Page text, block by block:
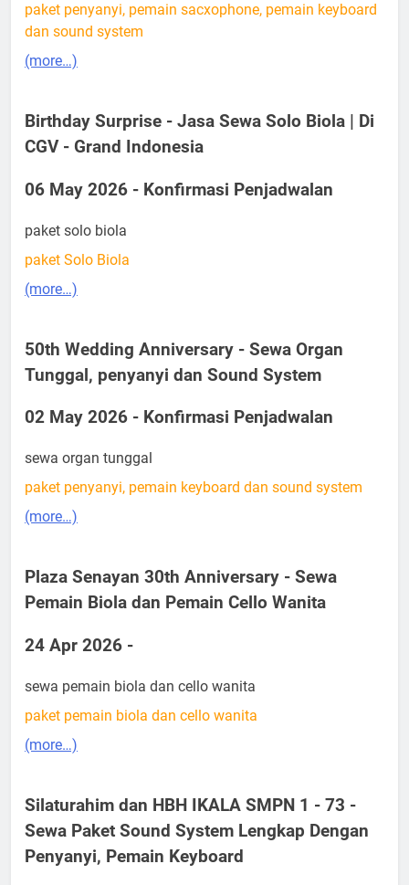
paket penyanyi, pemain sacxophone, pemain keyboard
dan sound system
(more…)
Birthday Surprise - Jasa Sewa Solo Biola | Di
CGV - Grand Indonesia
06 May 2026 - Konfirmasi Penjadwalan
paket solo biola
paket Solo Biola
(more…)
50th Wedding Anniversary - Sewa Organ
Tunggal, penyanyi dan Sound System
02 May 2026 - Konfirmasi Penjadwalan
sewa organ tunggal
paket penyanyi, pemain keyboard dan sound system
(more…)
Plaza Senayan 30th Anniversary - Sewa
Pemain Biola dan Pemain Cello Wanita
24 Apr 2026 -
sewa pemain biola dan cello wanita
paket pemain biola dan cello wanita
(more…)
Silaturahim dan HBH IKALA SMPN 1 - 73 -
Sewa Paket Sound System Lengkap Dengan
Penyanyi, Pemain Keyboard